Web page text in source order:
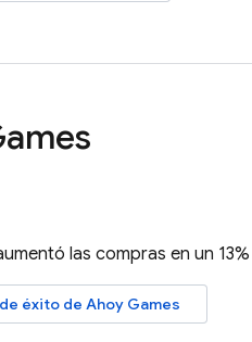
las compras en un
éxito de Ahoy Games